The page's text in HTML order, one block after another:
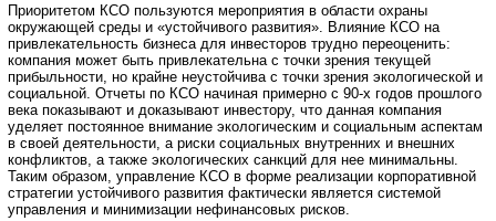
Приоритетом КСО пользуются мероприятия в области охраны
окружающей среды и «устойчивого развития». Влияние КСО на
привлекательность бизнеса для инвесторов трудно переоценить:
компания может быть привлекательна с точки зрения текущей
прибыльности, но крайне неустойчива с точки зрения экологической и
социальной. Отчеты по КСО начиная примерно с 90-х годов прошлого
века показывают и доказывают инвестору, что данная компания
уделяет постоянное внимание экологическим и социальным аспектам
в своей деятельности, а риски социальных внутренних и внешних
конфликтов, а также экологических санкций для нее минимальны.
Таким образом, управление КСО в форме реализации корпоративной
стратегии устойчивого развития фактически является системой
управления и минимизации нефинансовых рисков.